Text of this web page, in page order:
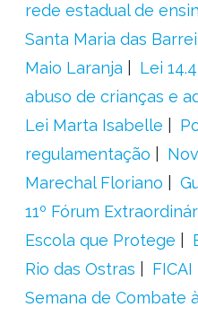
rede estadual de
Santa Maria das
Maio Laranja
Lei
abuso de crianças e
Lei Marta Isabelle
regulamentação
Marechal Floriano
11º Fórum
Escola que Protege
Rio das Ostras
FICAI
Semana de Combate